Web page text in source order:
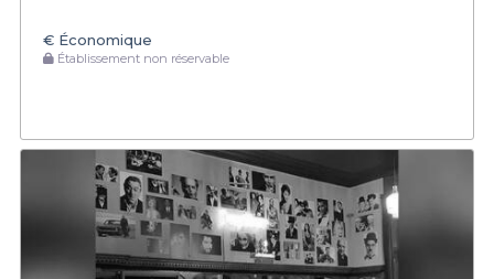
€ Économique
Établissement non réservable